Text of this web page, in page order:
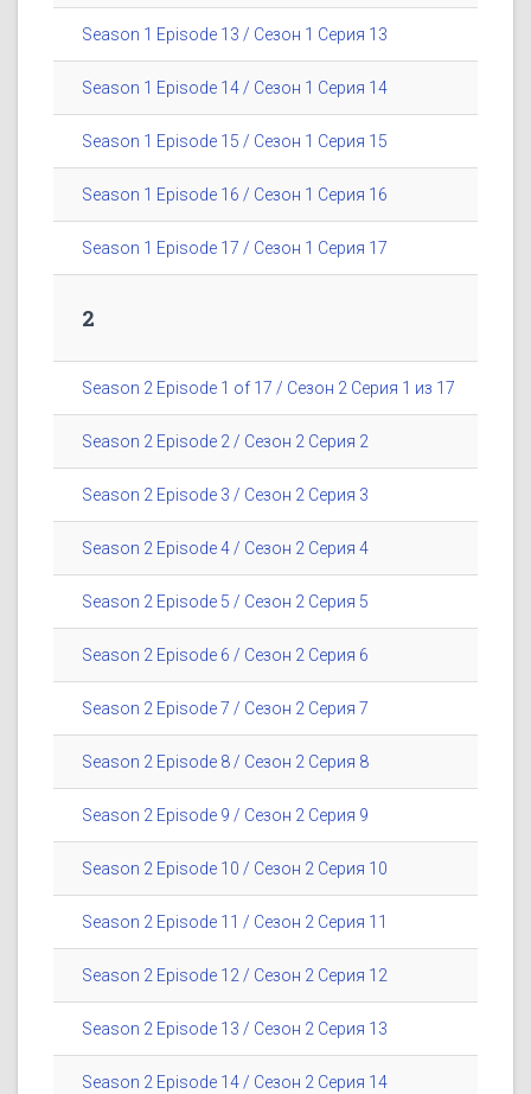
Season 1 Episode 13 / Сезон 1 Серия 13
Season 1 Episode 14 / Сезон 1 Серия 14
Season 1 Episode 15 / Сезон 1 Серия 15
Season 1 Episode 16 / Сезон 1 Серия 16
Season 1 Episode 17 / Сезон 1 Серия 17
2
Season 2 Episode 1 of 17 / Сезон 2 Серия 1 из 17
Season 2 Episode 2 / Сезон 2 Серия 2
Season 2 Episode 3 / Сезон 2 Серия 3
Season 2 Episode 4 / Сезон 2 Серия 4
Season 2 Episode 5 / Сезон 2 Серия 5
Season 2 Episode 6 / Сезон 2 Серия 6
Season 2 Episode 7 / Сезон 2 Серия 7
Season 2 Episode 8 / Сезон 2 Серия 8
Season 2 Episode 9 / Сезон 2 Серия 9
Season 2 Episode 10 / Сезон 2 Серия 10
Season 2 Episode 11 / Сезон 2 Серия 11
Season 2 Episode 12 / Сезон 2 Серия 12
Season 2 Episode 13 / Сезон 2 Серия 13
Season 2 Episode 14 / Сезон 2 Серия 14